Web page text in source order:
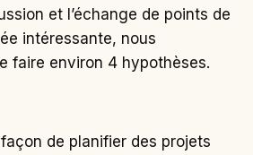
et l’échange de points de
intéressante, nous
faire environ 4 hypothèses.
de planifier des projets